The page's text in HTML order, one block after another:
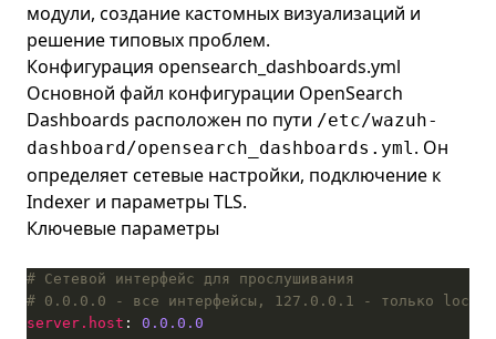
модули, создание кастомных визуализаций и
решение типовых проблем.
Конфигурация opensearch_dashboards.yml
Основной файл конфигурации OpenSearch
Dashboards расположен по пути /etc/wazuh-
dashboard/opensearch_dashboards.yml. Он
определяет сетевые настройки, подключение к
Indexer и параметры TLS.
Ключевые параметры
# Сетевой интерфейс для прослушивания
# 0.0.0.0 - все интерфейсы, 127.0.0.1 - только
server.host : 0.0.0.0